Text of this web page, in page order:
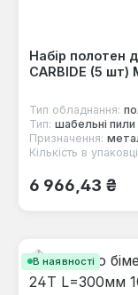
Набір полотен
CARBIDE (5 шт)
Тип обладнання:
Тип: шабельні пили
Призначення:
Кількість в
Звичайна ціна:
6 966,43 ₴
В наявності